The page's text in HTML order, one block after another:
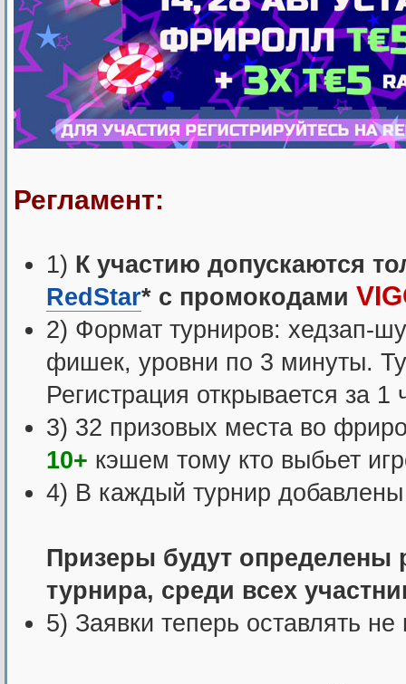
Регламент:
1) К участию допускаются
RedStar* с промокодами
2) Формат турниров: хедзап-
фишек, уровни по 3 минуты.
Регистрация открывается за 1
3) 32 призовых места во
10+ кэшем тому кто выбьет
4) В каждый турнир
Призеры будут определены
турнира, среди всех
5) Заявки теперь оставлять